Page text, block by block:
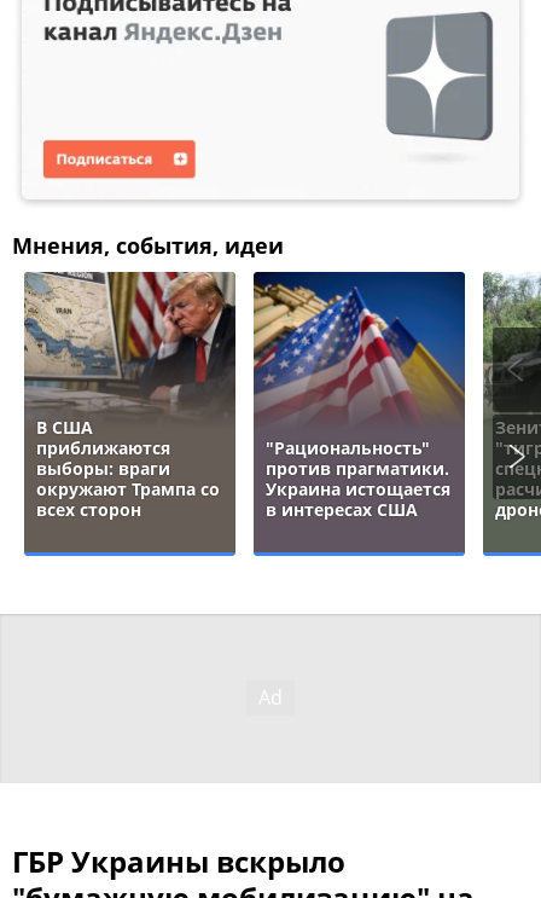
Мнения, события, идеи
В США
приближаются
выборы: враги
окружают Трампа со
всех сторон
"Рациональность"
против прагматики.
Украина истощается
в интересах США
ГБР Украины вскрыло